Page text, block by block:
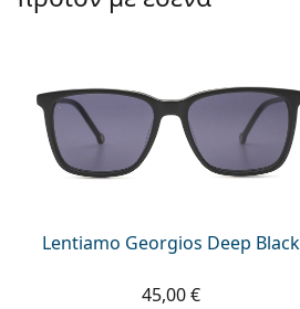
Persol
Όλες οι μάρκες
Lentiamo Georgios Deep Black
45,00 €